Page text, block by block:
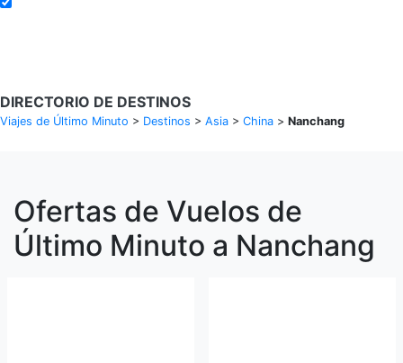
DIRECTORIO DE DESTINOS
Viajes de Último Minuto > Destinos > Asia > China > Nanchang
Ofertas de Vuelos de
Último Minuto a Nanchang